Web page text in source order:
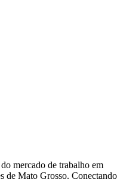
mercado de trabalho em
de Mato Grosso. Conectando